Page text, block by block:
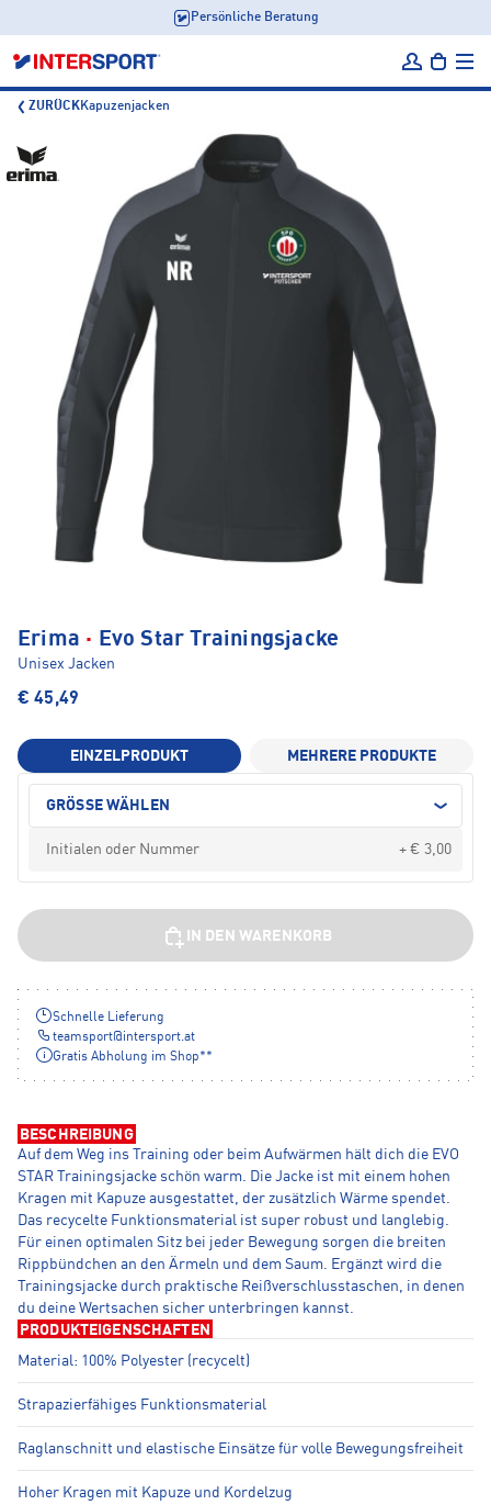
Persönliche Beratung
ZURÜCKKapuzenjacken
Erima · Evo Star Trainingsjacke
Unisex Jacken
€ 45,49
EINZELPRODUKT MEHRERE PRODUKTE
GRÖSSE WÄHLEN
+ € 3,00
IN DEN WARENKORB
Schnelle Lieferung
teamsport@intersport.at
Gratis Abholung im Shop**
BESCHREIBUNG
Auf dem Weg ins Training oder beim Aufwärmen hält dich die EVO
STAR Trainingsjacke schön warm. Die Jacke ist mit einem hohen
Kragen mit Kapuze ausgestattet, der zusätzlich Wärme spendet.
Das recycelte Funktionsmaterial ist super robust und langlebig.
Für einen optimalen Sitz bei jeder Bewegung sorgen die breiten
Rippbündchen an den Ärmeln und dem Saum. Ergänzt wird die
Trainingsjacke durch praktische Reißverschlusstaschen, in denen
du deine Wertsachen sicher unterbringen kannst.
PRODUKTEIGENSCHAFTEN
Material: 100% Polyester (recycelt)
Strapazierfähiges Funktionsmaterial
Raglanschnitt und elastische Einsätze für volle Bewegungsfreiheit
Hoher Kragen mit Kapuze und Kordelzug